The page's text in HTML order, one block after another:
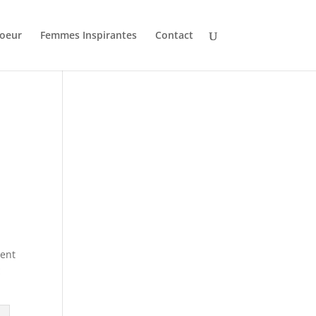
Femmes Inspirantes Contact